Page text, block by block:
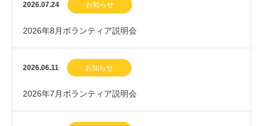
2026.07.24 お知らせ
2026年8月ボランティア説明会
2026.06.11 お知らせ
2026年7月ボランティア説明会